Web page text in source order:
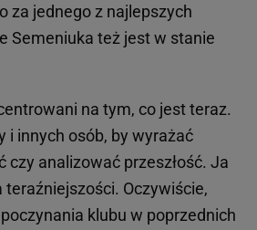
za jednego z najlepszych
Semeniuka też jest w stanie
na tym, co jest teraz.
i innych osób, by wyrażać
czy analizować przeszłość. Ja
Oczywiście,
klubu w poprzednich